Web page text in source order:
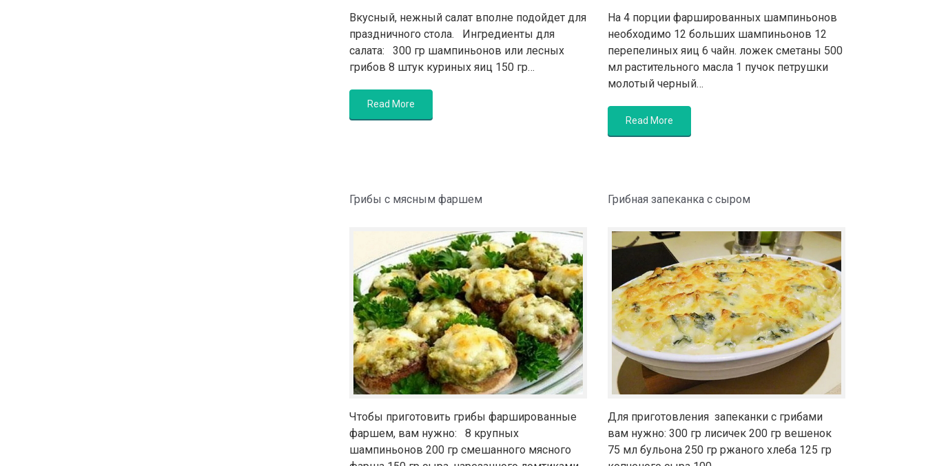
Вкусный, нежный салат вполне подойдет для
праздничного стола. Ингредиенты для
салата: 300 гр шампиньонов или лесных
грибов 8 штук куриных яиц 150 гр…
Read More
На 4 порции фаршированных шампиньонов
необходимо 12 больших шампиньонов 12
перепелиных яиц 6 чайн. ложек сметаны 500
мл растительного масла 1 пучок петрушки
молотый черный…
Read More
Грибы с мясным фаршем
Чтобы приготовить грибы фаршированные
фаршем, вам нужно: 8 крупных
шампиньонов 200 гр смешанного мясного
Грибная запеканка с сыром
Для приготовления запеканки с грибами
вам нужно: 300 гр лисичек 200 гр вешенок
75 мл бульона 250 гр ржаного хлеба 125 гр